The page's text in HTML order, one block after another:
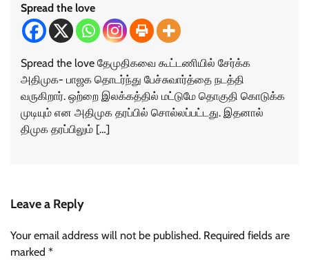
Spread the love
Spread the love தேமுதிகவை கூட்டணியில் சேர்க்க
அதிமுக- பாஜக தொடர்ந்து பேச்சுவார்த்தை நடத்தி
வருகிறார். ஒற்றை இலக்கத்தில் மட்டுமே தொகுதி கொடுக்க
முடியும் என அதிமுக தரப்பில் சொல்லப்பட்டது. இதனால்
திமுக தரப்பிலும் […]
Leave a Reply
Your email address will not be published. Required fields are
marked *